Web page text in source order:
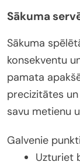
Sākuma
Sākuma
konsekventu
pamata
precizitātes
savu metienu
Galvenie
Uzturiet